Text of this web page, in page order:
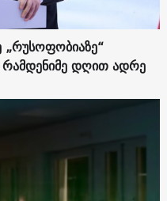
რამდენიმე დღით ადრე